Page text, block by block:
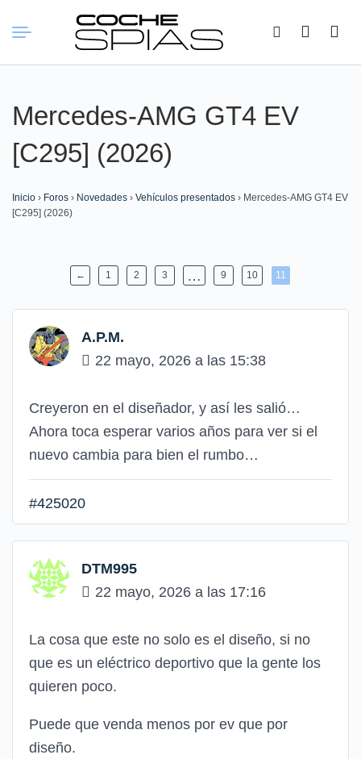
Buscar:
Mercedes-AMG GT4 EV
[C295] (2026)
Inicio › Foros › Novedades › Vehículos presentados › Mercedes-AMG GT4 EV
[C295] (2026)
← 1 2 3 … 9 10 11
A.P.M.
22 mayo, 2026 a las 15:38
Creyeron en el diseñador, y así les salió…
Ahora toca esperar varios años para ver si el
nuevo cambia para bien el rumbo…
#425020
DTM995
22 mayo, 2026 a las 17:16
La cosa que este no solo es el diseño, si no
que es un eléctrico deportivo que la gente los
quieren poco.
Puede que venda menos por ev que por
diseño.